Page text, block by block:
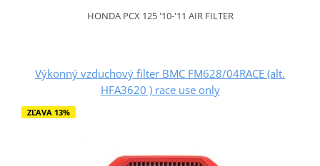
HONDA PCX 125 '10-'11 AIR FILTER
Výkonný vzduchový filter BMC FM628/04RACE (alt.
HFA3620 ) race use only
ZĽAVA 13%